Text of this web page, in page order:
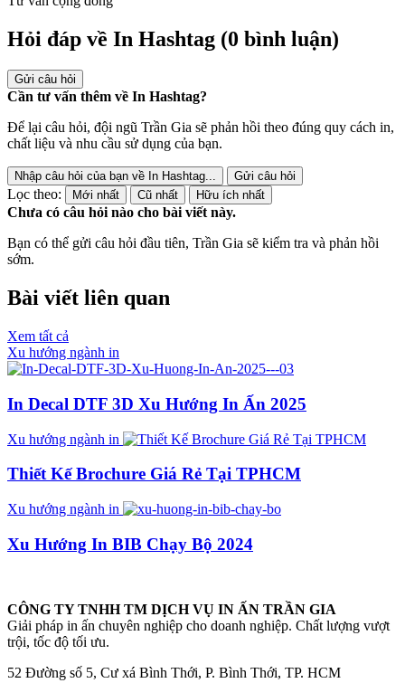
Hỏi đáp về In Hashtag (0 bình luận)
Gửi câu hỏi
Cần tư vấn thêm về In Hashtag?
Để lại câu hỏi, đội ngũ Trần Gia sẽ phản hồi theo đúng quy cách in,
chất liệu và nhu cầu sử dụng của bạn.
Nhập câu hỏi của bạn về In Hashtag... Gửi câu hỏi
Lọc theo: Mới nhất Cũ nhất Hữu ích nhất
Chưa có câu hỏi nào cho bài viết này.
Bạn có thể gửi câu hỏi đầu tiên, Trần Gia sẽ kiểm tra và phản hồi
sớm.
Bài viết liên quan
Xem tất cả
Xu hướng ngành in
In Decal DTF 3D Xu Hướng In Ấn 2025
Xu hướng ngành in
Thiết Kế Brochure Giá Rẻ Tại TPHCM
Xu hướng ngành in
Xu Hướng In BIB Chạy Bộ 2024
CÔNG TY TNHH TM DỊCH VỤ IN ẤN TRẦN GIA
Giải pháp in ấn chuyên nghiệp cho doanh nghiệp. Chất lượng vượt
trội, tốc độ tối ưu.
52 Đường số 5, Cư xá Bình Thới, P. Bình Thới, TP. HCM